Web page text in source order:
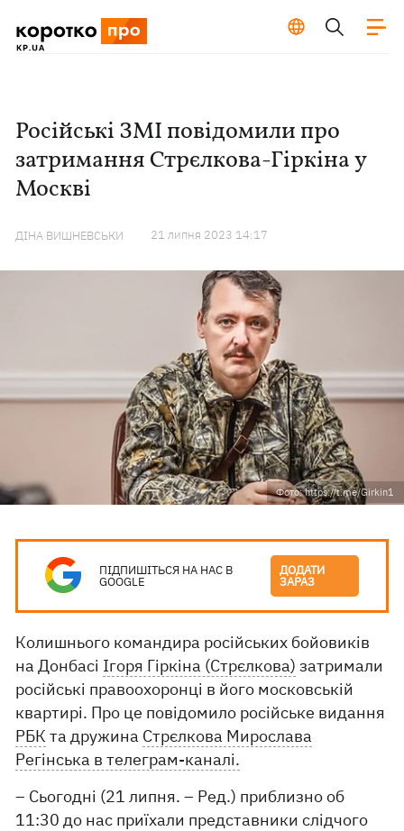
Російські ЗМІ повідомили про
затримання Стрєлкова-Гіркіна у
Москві
ДІНА ВИШНЕВСЬКИ 21 липня 2023 14:17
Фото: https://t.me/Girkin1
ПІДПИШІТЬСЯ НА НАС В
GOOGLE
ДОДАТИ
ЗАРАЗ
Колишнього командира російських бойовиків
на Донбасі Ігоря Гіркіна (Стрєлкова) затримали
російські правоохоронці в його московській
квартирі. Про це повідомило російське видання
РБКта дружина Стрєлкова Мирослава
Регінська в телеграм-каналі.
– Сьогодні (21 липня. – Ред.) приблизно об
11:30 до нас приїхали представники слідчого